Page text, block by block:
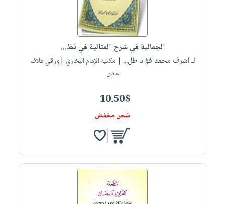
الجمالية في شرح المثالية في نظ...
لـ اشرف محمد فؤاد طل... | مكتبة الإمام البخاري |ورقي غلاف
عادي
10.50$
شحن مخفض